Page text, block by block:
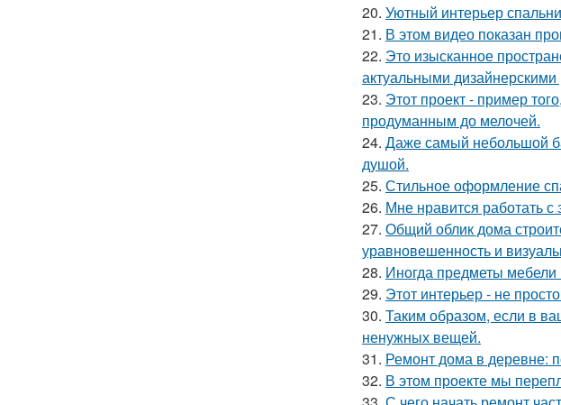
20. Уютный интерьер
21. В этом видео показан
22. Это изысканное
актуальными
23. Этот проект - пример
продуманным до мелочей.
24. Даже самый небольшой
душой.
25. Стильное оформление
26. Мне нравится работать с
27. Общий облик дома
уравновешенность и
28. Иногда предметы мебели
29. Этот интерьер - не
30. Таким образом, если в
ненужных вещей.
31. Ремонт дома в деревне:
32. В этом проекте мы